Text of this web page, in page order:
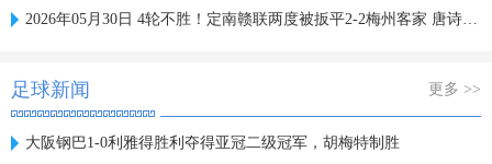
2026年05月30日 4轮不胜！定南赣联两度被扳平2-2梅州客家 唐诗世界波冯刚破门
足球新闻 更多 >>
大阪钢巴1-0利雅得胜利夺得亚冠二级冠军，胡梅特制胜